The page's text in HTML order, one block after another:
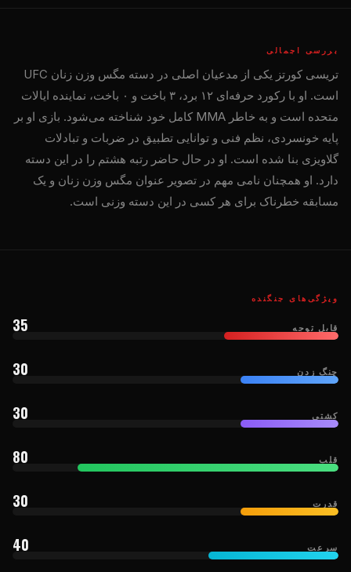
بررسی اجمالی
تریسی کورتز یکی از مدعیان اصلی در دسته مگس وزن زنان UFC
است. او با رکورد حرفه‌ای ۱۲ برد، ۳ باخت و ۰ باخت، نماینده ایالات
متحده است و به خاطر MMA کامل خود شناخته می‌شود. بازی او بر
پایه خونسردی، نظم فنی و توانایی تطبیق در ضربات و تبادلات
گلاویزی بنا شده است. او در حال حاضر رتبه هشتم را در این دسته
دارد. او همچنان نامی مهم در تصویر عنوان مگس وزن زنان و یک
مسابقه خطرناک برای هر کسی در این دسته وزنی است.
ویژگی‌های جنگنده
قابل توجه 35
چنگ زدن 30
کشتی 30
قلب 80
قدرت 30
سرعت 40